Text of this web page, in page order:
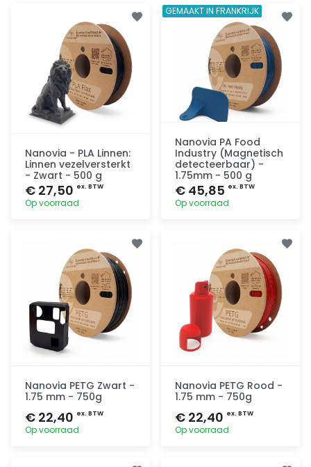
Toevoegen
Nanovia - PLA Linnen:
Linnen vezelversterkt
- Zwart - 500 g
€ 27,50 ex. BTW
Op voorraad
Nanovia PA Food
Industry (Magnetisch
detecteerbaar) -
1.75mm - 500 g
€ 45,85 ex. BTW
Op voorraad
GEMAAKT IN FRANKRIJK
Nanovia PETG Zwart -
1.75 mm - 750g
€ 22,40 ex. BTW
Op voorraad
Nanovia PETG Rood -
1.75 mm - 750g
€ 22,40 ex. BTW
Op voorraad